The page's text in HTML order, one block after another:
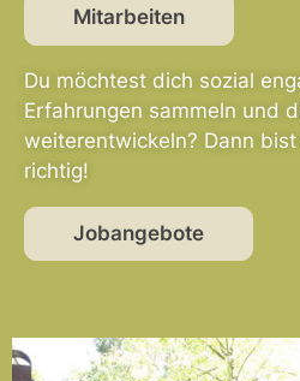
Mitarbeiten
Du möchtest dich sozial
Erfahrungen sammeln und
weiterentwickeln? Dann
richtig!
Jobangebote